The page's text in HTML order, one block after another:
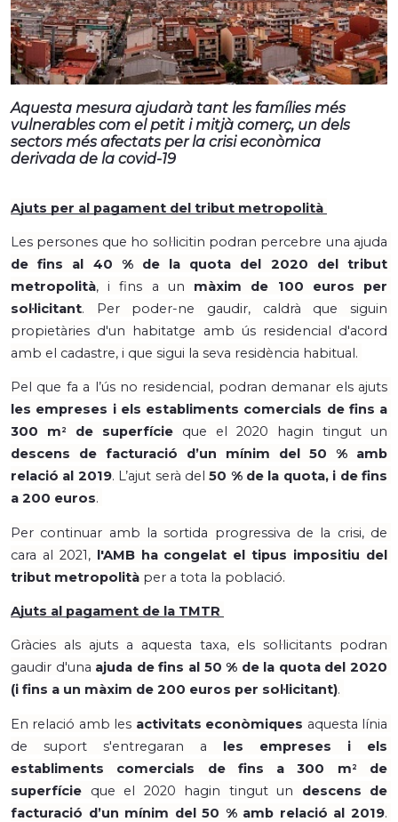
Aquesta mesura ajudarà tant les famílies més
vulnerables com el petit i mitjà comerç, un dels
sectors més afectats per la crisi econòmica
derivada de la covid-19
Ajuts per al pagament del tribut metropolità
de fins al 40 % de la quota del 2020 del tribut
metropolità, i fins a un màxim de 100 euros per
sol·licitant. Per poder-ne gaudir, caldrà que siguin
propietàries d'un habitatge amb ús residencial d'acord
amb el cadastre, i que sigui la seva residència habitual.
les empreses i els establiments comercials de fins a
300 m2 de superfície
descens de facturació d’un mínim del 50 % amb
relació al 2019. L’ajut serà del 50 % de la quota, i de fins
a 200 euros.
Per continuar amb la sortida progressiva de la crisi, de
cara al 2021, l'AMB ha congelat el tipus impositiu del
tribut metropolità per a tota la població.
Ajuts al pagament de la TMTR
Gràcies als ajuts a aquesta taxa, els sol·licitants podran
gaudir d'una ajuda de fins al 50 % de la quota del 2020
(i fins a un màxim de 200 euros per sol·licitant).
En relació amb les activitats econòmiques aquesta línia
de suport s'entregaran a les empreses i els
establiments comercials de fins a 300 m2
de
superfície que el 2020 hagin tingut un descens de
facturació d’un mínim del 50 % amb relació al 2019.